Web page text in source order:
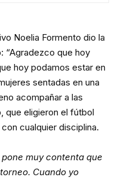
Noelia Formento dio la
“Agradezco que hoy
hoy podamos estar en
sentadas en una
acompañar a las
que eligieron el fútbol
cualquier disciplina.
pone muy contenta que
Cuando yo